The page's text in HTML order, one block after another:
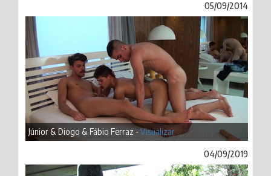
05/09/2014
Júnior & Diogo & Fábio Ferraz -Visualizar
04/09/2019